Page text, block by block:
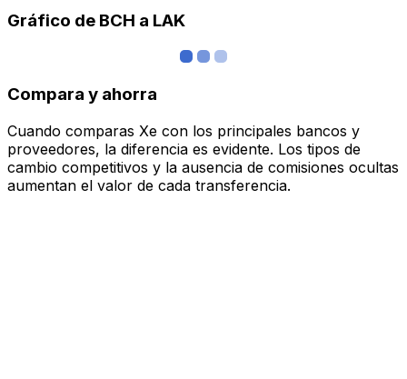
Gráfico de BCH a LAK
Compara y ahorra
Cuando comparas Xe con los principales bancos y
proveedores, la diferencia es evidente. Los tipos de
cambio competitivos y la ausencia de comisiones ocultas
aumentan el valor de cada transferencia.